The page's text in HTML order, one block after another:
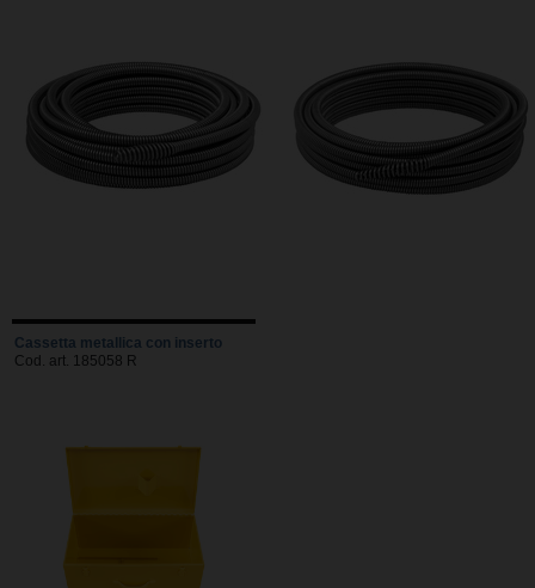
Cassetta metallica con inserto
Cod. art. 185058 R